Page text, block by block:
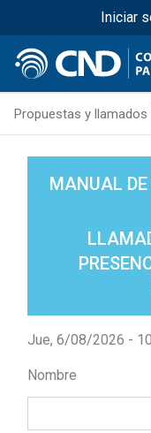
Iniciar
Propuestas y llamados
MANUAL DE
Jue, 6/08/2026 -
Nombre